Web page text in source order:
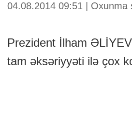
04.08.2014 09:51 | Oxunma
Prezident İlham
tam əksəriyyəti ilə çox